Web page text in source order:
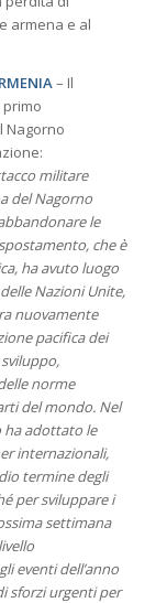
armena e al
– Il
primo
Nagorno
militare
del Nagorno
le
che è
ha avuto luogo
Nazioni Unite,
nuovamente
pacifica dei
norme
del mondo. Nel
ha adottato le
internazionali,
termine degli
per sviluppare i
settimana
eventi dell’anno
sforzi urgenti per